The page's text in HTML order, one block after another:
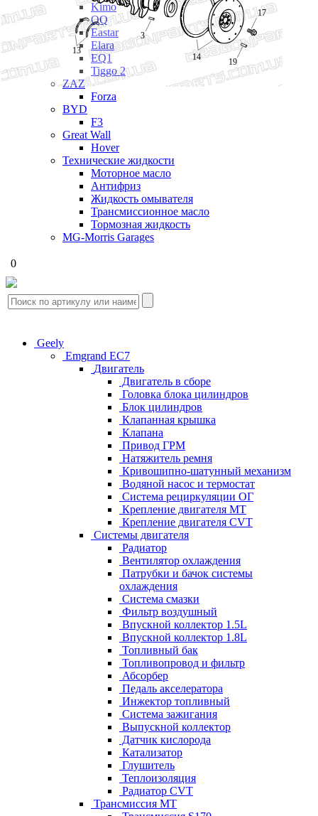
Kimo
QQ
Eastar
Elara
EQ1
Tiggo 2
ZAZ
Forza
BYD
F3
Great Wall
Hover
Технические жидкости
Моторное масло
Антифриз
Жидкость омывателя
Трансмиссионное масло
Тормозная жидкость
MG-Morris Garages
0
Geely
Emgrand EC7
Двигатель
Двигатель в сборе
Головка блока цилиндров
Блок цилиндров
Клапанная крышка
Клапана
Привод ГРМ
Натяжитель ремня
Кривошипно-шатунный механизм
Водяной насос и термостат
Система рециркуляции ОГ
Крепление двигателя MT
Крепление двигателя CVT
Системы двигателя
Радиатор
Вентилятор охлаждения
Патрубки и бачок системы
охлаждения
Система смазки
Фильтр воздушный
Впускной коллектор 1.5L
Впускной коллектор 1.8L
Топливный бак
Топливопровод и фильтр
Абсорбер
Педаль акселератора
Инжектор топливный
Система зажигания
Выпускной коллектор
Датчик кислорода
Катализатор
Глушитель
Теплоизоляция
Радиатор CVT
Трансмиссия MT
14
13
19
3
17